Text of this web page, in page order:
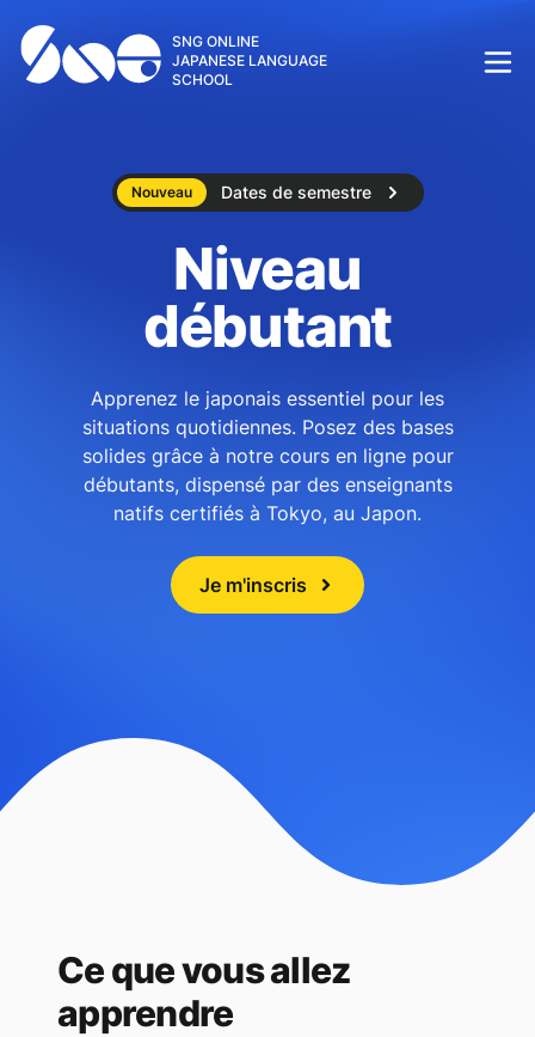
SNG ONLINE
JAPANESE LANGUAGE
SCHOOL
Nouveau Dates de semestre
Niveau
débutant
Apprenez le japonais essentiel pour les
situations quotidiennes. Posez des bases
solides grâce à notre cours en ligne pour
débutants, dispensé par des enseignants
natifs certifiés à Tokyo, au Japon.
Je m'inscris
Ce que vous allez
apprendre